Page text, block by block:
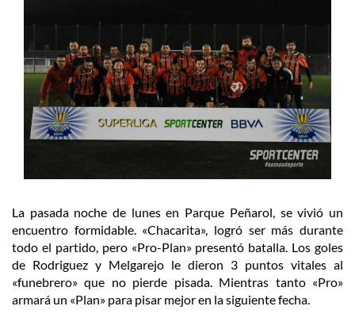
La pasada noche de lunes en Parque Peñarol, se vivió un
encuentro formidable. «Chacarita», logró ser más durante
todo el partido, pero «Pro-Plan» presentó batalla. Los goles
de Rodriguez y Melgarejo le dieron 3 puntos vitales al
«funebrero» que no pierde pisada. Mientras tanto «Pro»
armará un «Plan» para pisar mejor en la siguiente fecha.